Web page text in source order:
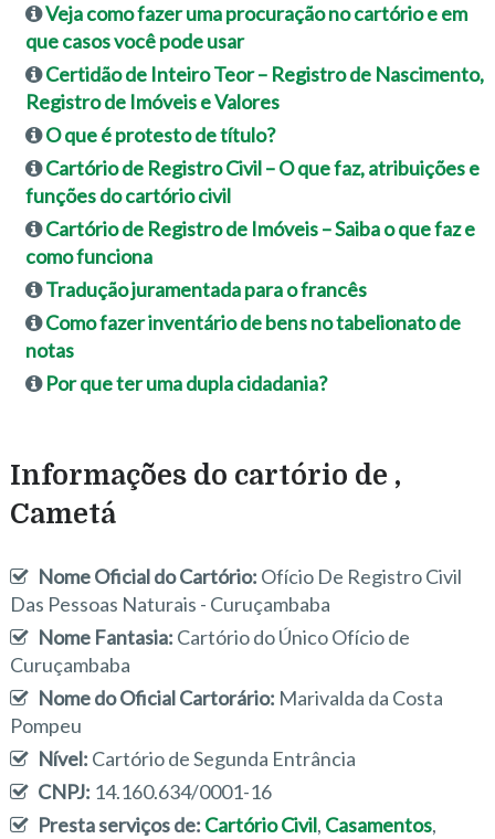
Veja como fazer uma procuração no cartório e em
que casos você pode usar
Certidão de Inteiro Teor – Registro de Nascimento,
Registro de Imóveis e Valores
O que é protesto de título?
Cartório de Registro Civil – O que faz, atribuições e
funções do cartório civil
Cartório de Registro de Imóveis – Saiba o que faz e
como funciona
Tradução juramentada para o francês
Como fazer inventário de bens no tabelionato de
notas
Por que ter uma dupla cidadania?
Informações do cartório de ,
Cametá
Nome Oficial do Cartório: Ofício De Registro Civil
Das Pessoas Naturais - Curuçambaba
Nome Fantasia: Cartório do Único Ofício de
Curuçambaba
Nome do Oficial Cartorário: Marivalda da Costa
Pompeu
Nível: Cartório de Segunda Entrância
CNPJ: 14.160.634/0001-16
Presta serviços de: Cartório Civil, Casamentos,